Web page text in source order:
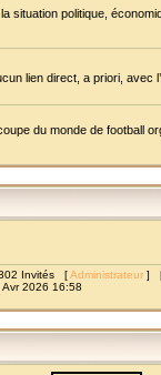
politique,
lien direct, a priori, avec
du monde de football
302 Invités [Administrateur ]
Avr 2026 16:58